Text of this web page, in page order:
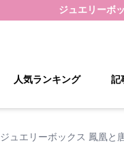
ジュエリーボ
人気ランキング 記
ジュエリーボックス 鳳凰と